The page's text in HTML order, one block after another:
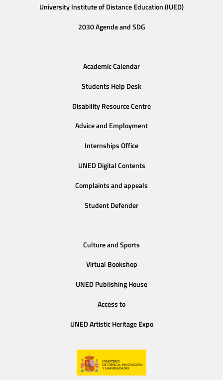
University Institute of Distance Education (IUED)
2030 Agenda and SDG
Academic Calendar
Students Help Desk
Disability Resource Centre
Advice and Employment
Internships Office
UNED Digital Contents
Complaints and appeals
Student Defender
Culture and Sports
Virtual Bookshop
UNED Publishing House
Access to
UNED Artistic Heritage Expo